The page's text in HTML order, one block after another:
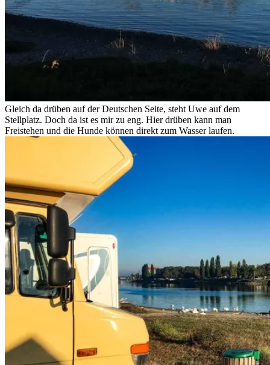
Gleich da drüben auf der Deutschen Seite, steht Uwe auf dem
Stellplatz. Doch da ist es mir zu eng. Hier drüben kann man
Freistehen und die Hunde können direkt zum Wasser laufen.